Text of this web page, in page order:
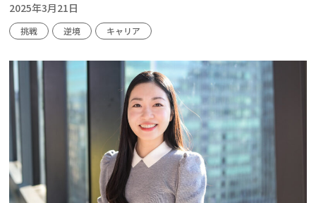
2025年3月21日
挑戦 逆境 キャリア